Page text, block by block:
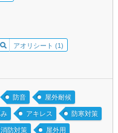
アオリシート (1)
防音 屋外耐候
アキレス 防寒対策
消防対策 屋外用